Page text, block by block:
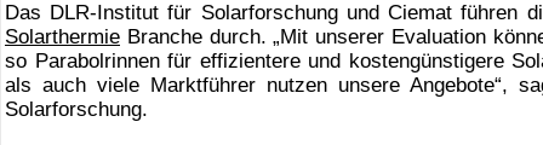
Das DLR-Institut für Solarforschung und Ciemat führen
Solarthermie Branche durch. „Mit unserer Evaluation
so Parabolrinnen für effizientere und kostengünstigere
als auch viele Marktführer nutzen unsere Angebote“,
Solarforschung.